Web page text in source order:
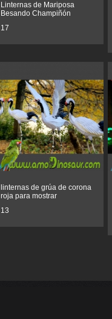
Linternas de Mariposa
Besando Champiñón
17
linternas de grúa de corona
roja para mostrar
13